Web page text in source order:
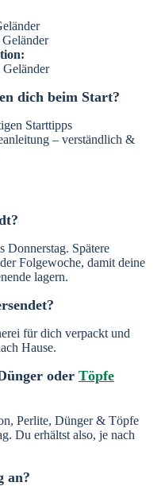
dich beim Start?
Starttipps
– verständlich &
Donnerstag. Spätere
Folgewoche, damit deine
lagern.
für dich verpackt und
Hause.
oder Töpfe
Perlite, Dünger & Töpfe
Du erhältst also, je nach
an?